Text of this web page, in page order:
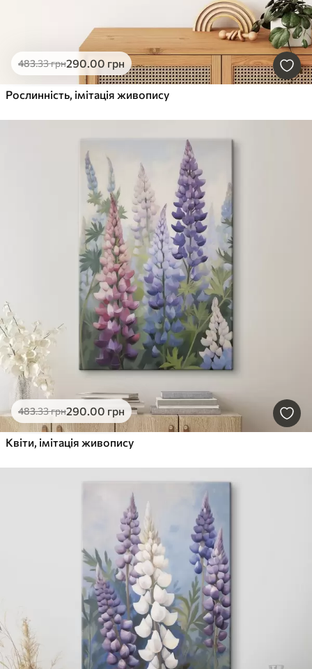
483.33грн290.00 грн
Рослинність, імітація живопису
483.33грн290.00 грн
Квіти, імітація живопису